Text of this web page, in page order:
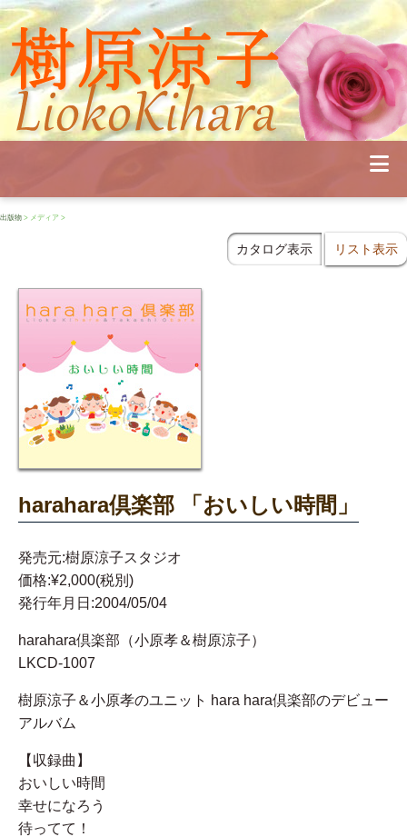
Profile
Concert
Seminar
Diary
Contact
出版物 > メディア >
カタログ表示 リスト表示
harahara倶楽部 「おいしい時間」
発売元:樹原涼子スタジオ
価格:¥2,000(税別)
発行年月日:2004/05/04
harahara倶楽部（小原孝＆樹原涼子）
LKCD-1007
樹原涼子＆小原孝のユニット hara hara倶楽部のデビュー
アルバム
【収録曲】
おいしい時間
幸せになろう
待ってて！